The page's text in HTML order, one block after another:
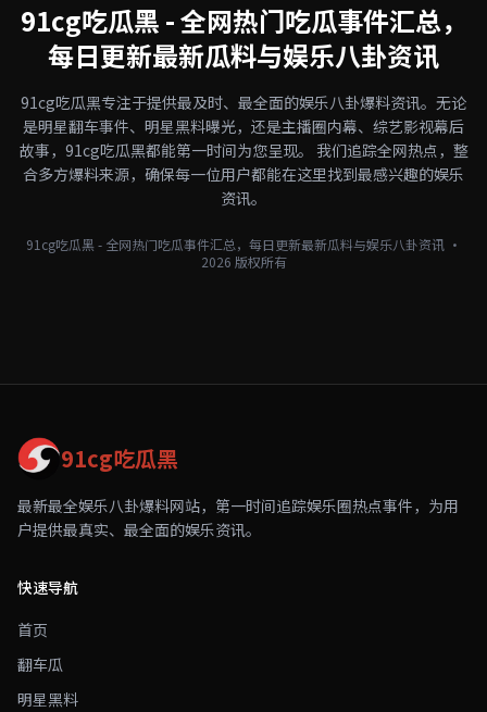
91cg吃瓜黑 - 全网热门吃瓜事件汇总，
每日更新最新瓜料与娱乐八卦资讯
91cg吃瓜黑专注于提供最及时、最全面的娱乐八卦爆料资讯。无论
是明星翻车事件、明星黑料曝光，还是主播圈内幕、综艺影视幕后
故事，91cg吃瓜黑都能第一时间为您呈现。 我们追踪全网热点，整
合多方爆料来源，确保每一位用户都能在这里找到最感兴趣的娱乐
资讯。
91cg吃瓜黑 - 全网热门吃瓜事件汇总，每日更新最新瓜料与娱乐八卦资讯 ·
2026 版权所有
91cg吃瓜黑
最新最全娱乐八卦爆料网站，第一时间追踪娱乐圈热点事件，为用
户提供最真实、最全面的娱乐资讯。
快速导航
首页
翻车瓜
明星黑料